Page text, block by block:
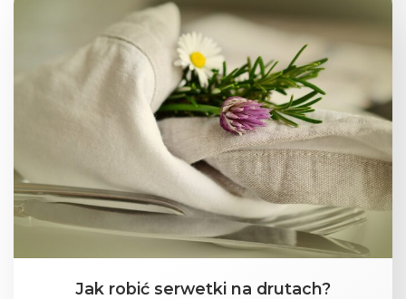
Jak robić serwetki na drutach?